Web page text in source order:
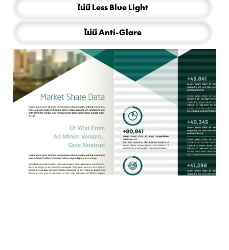
ไม่มี Less Blue Light
ไม่มี Anti-Glare
การทดสอบภาวะสายตาเอียง โดยดูที่ภาพชุดเส้น หากพบ
เส้นบางเส้นสีเข้มกว่าปกติ อาจบ่งชี้ภาวะสายตาเอียง MSI
บางเส้นสีเข้มกว่าเส้นอื่น
การทดสอบ Amsler Grid เป็นวิธีการตรวจหาความผิดปกติ
บริเวณจุดรับภาพ (Macula) ที่อาจเป็นสัญญาณเริ่มต้น
ประมาณ 20 นาที หากพบว่าเส้นในภาพดูคดเคี้ยว พร่ามัว
หรือไม่ตรง หรือช่องสี่เหลี่ยมในภาพไม่เท่ากัน
การแนะนำการปรับท่าทางเวลาใช้งานหน้าจอคอมพิวเตอร์
MSI แนะนำให้คุณนั่งหลังตรง ปรับระดับสายตาให้อยู่
ต้องจะช่วยลดอาการปวดเมื่อยคอบ่าได้